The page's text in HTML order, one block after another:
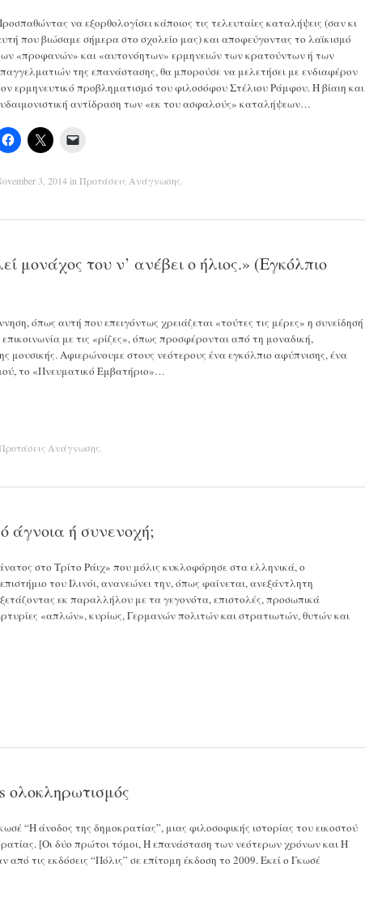
να εξορθολογίσει κάποιος τις τελευταίες καταλήψεις (σαν κι
που βιώσαμε σήμερα στο σχολείο μας) και αποφεύγοντας το λαϊκισμό
«προφανών» και «αυτονόητων» ερμηνειών των κρατούντων ή των
της επανάστασης, θα μπορούσε να μελετήσει με ενδιαφέρον
ερμηνευτικό προβληματισμό του φιλοσόφου Στέλιου Ράμφου. Η βίαιη και
αντίδραση των «εκ του ασφαλούς» καταλήψεων…
3, 2014 in Προτάσεις Ανάγνωσης
μονάχος του ν’ ανέβει ο ήλιος.» (Εγκόλπιο
όπως αυτή που επειγόντως χρειάζεται «τούτες τις μέρες» η συνείδησή
με τις «ρίζες», όπως προσφέρονται από τη μοναδική,
μουσικής. Αφιερώνουμε στους νεότερους ένα εγκόλπιο αφύπνισης, ένα
το «Πνευματικό Εμβατήριο»…
Ανάγνωσης
άγνοια ή συνενοχή;
στο Τρίτο Ράιχ» που μόλις κυκλοφόρησε στα ελληνικά, ο
του Ιλινόι, ανανεώνει την, όπως φαίνεται, ανεξάντλητη
εκ παραλλήλου με τα γεγονότα, επιστολές, προσωπικά
«απλών», κυρίως, Γερμανών πολιτών και στρατιωτών, θυτών και
ολοκληρωτισμός
“Η άνοδος της δημοκρατίας”, μιας φιλοσοφικής ιστορίας του εικοστού
[Οι δύο πρώτοι τόμοι, Η επανάσταση των νεότερων χρόνων και Η
τις εκδόσεις “Πόλις” σε επίτομη έκδοση το 2009. Εκεί ο Γκωσέ